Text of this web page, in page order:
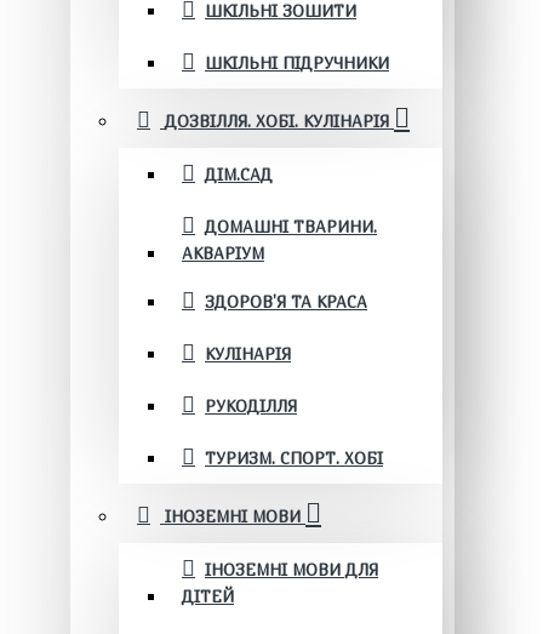
ШКІЛЬНІ ЗОШИТИ
ШКІЛЬНІ ПІДРУЧНИКИ
ДОЗВІЛЛЯ. ХОБІ. КУЛІНАРІЯ
ДІМ.САД
ДОМАШНІ ТВАРИНИ.
АКВАРІУМ
ЗДОРОВ'Я ТА КРАСА
КУЛІНАРІЯ
РУКОДІЛЛЯ
ТУРИЗМ. СПОРТ. ХОБІ
ІНОЗЕМНІ МОВИ
ІНОЗЕМНІ МОВИ ДЛЯ
ДІТЕЙ